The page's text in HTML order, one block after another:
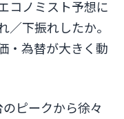
コノミスト予想に
下振れしたか。
・為替が大きく動
ピークから徐々